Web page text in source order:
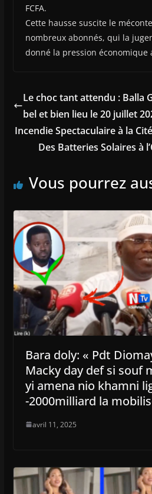
FCFA.
Cette hausse suscite le
nombreux abonnés, qui la
donné la pression économique
Le choc tant attendu : Balla
bel et bien lieu le 20 juillet
Incendie Spectaculaire à la
Des Batteries Solaires à
Vous pourrez
Bara doly: « Pdt
Macky day def si souf
yi amena nio khamni
-2000milliard la
avril 11, 2025